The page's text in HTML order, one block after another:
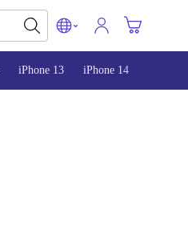
iPhone 13 iPhone 14